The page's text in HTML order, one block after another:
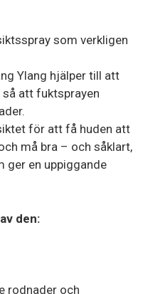
som verkligen
Ylang hjälper till att
att fuktsprayen
för att få huden att
må bra – och såklart,
ger en uppiggande
den:
rodnader och